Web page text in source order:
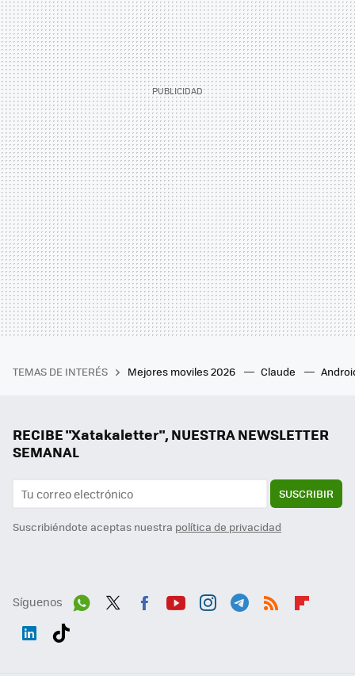
TEMAS DE INTERÉS Mejores moviles 2026 Claude
RECIBE "Xatakaletter", NUESTRA NEWSLETTER
SEMANAL
SUSCRIBIR
Suscribiéndote aceptas nuestra política de privacidad
Síguenos